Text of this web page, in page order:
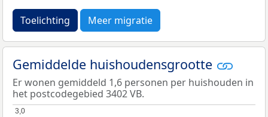
Toelichting Meer migratie
Gemiddelde huishoudensgrootte
Er wonen gemiddeld 1,6 personen per huishouden in
het postcodegebied 3402 VB.
3,0
3,0